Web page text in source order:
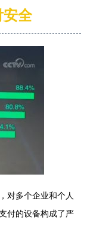
安全
对多个企业和个人
付的设备构成了严